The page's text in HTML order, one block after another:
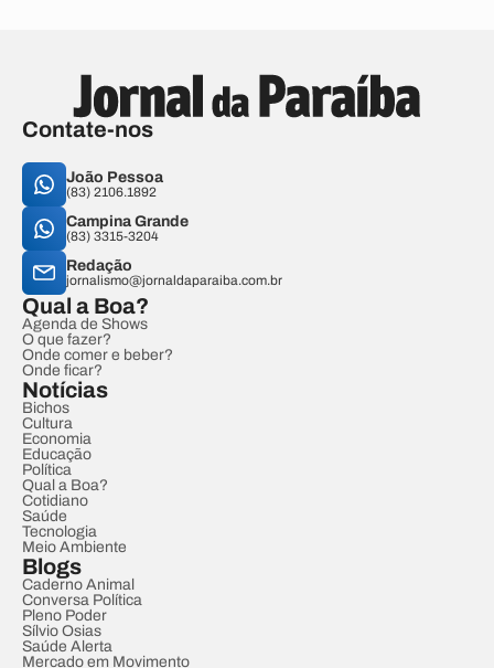
Contate-nos
João Pessoa
(83) 2106.1892
Campina Grande
(83) 3315-3204
Redação
jornalismo@jornaldaparaiba.com.br
Qual a Boa?
Agenda de Shows
O que fazer?
Onde comer e beber?
Onde ficar?
Notícias
Bichos
Cultura
Economia
Educação
Política
Qual a Boa?
Cotidiano
Saúde
Tecnologia
Meio Ambiente
Blogs
Caderno Animal
Conversa Política
Pleno Poder
Sílvio Osias
Saúde Alerta
Mercado em Movimento